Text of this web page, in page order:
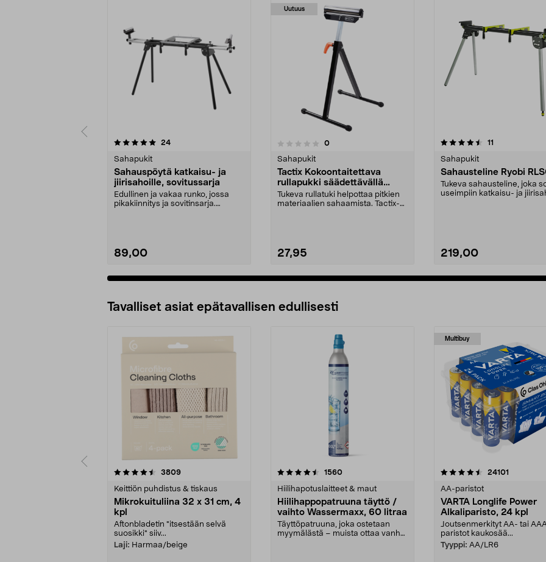
24arvostelut
Sahapukit
Sahauspöytä katkaisu- ja
jiirisahoille, sovitussarja
Edullinen ja vakaa runko, jossa
pikakiinnitys ja sovitinsarja.
89,00
Uutuus
0.0 viidestä
0arvostelut
Sahapukit
Tactix Kokoontaitettava
rullapukki säädettävällä
korkeudella
Tukeva rullatuki helpottaa pitkien
materiaalien sahaamista. Tactix-
27,95
4.5 viidestä
11
Sahapukit
Sahausteline Ryobi
Tukeva sahausteline, joka
useimpiin katkaisu- ja
219,00
4.5 viidestä
Tavalliset asiat epätavallisen edullisesti
3809arvostelut
Keittiön puhdistus & tiskaus
Mikrokuituliina 32 x 31 cm, 4
kpl
Aftonbladetin "itsestään selvä
suosikki" siiv...
Laji: Harmaa/beige
4.5viidestä
1560arvostelut
Hiilihapotuslaitteet & maut
Hiilihappopatruuna täyttö /
vaihto Wassermaxx, 60 litraa
Täyttöpatruuna, joka ostetaan
myymälästä – muista ottaa vanha
Multibuy
4.5viidestä
24101
AA-paristot
VARTA Longlife Power
Alkaliparisto, 24 kpl
Joutsenmerkityt AA- tai
paristot kaukosää...
Tyyppi: AA/LR6
4.5viidestä